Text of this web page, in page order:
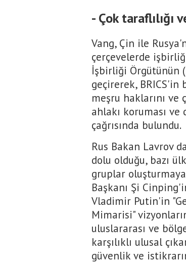
- Çok taraflılığı
Vang, Çin ile
çerçevelerde
İşbirliği Örgütünün
geçirerek,
meşru haklarını ve
ahlakı koruması
çağrısında bulundu.
Rus Bakan Lavrov
dolu olduğu, bazı
gruplar
Başkanı Şi
Vladimir Putin'in
Mimarisi"
uluslararası ve
karşılıklı ulusal
güvenlik ve